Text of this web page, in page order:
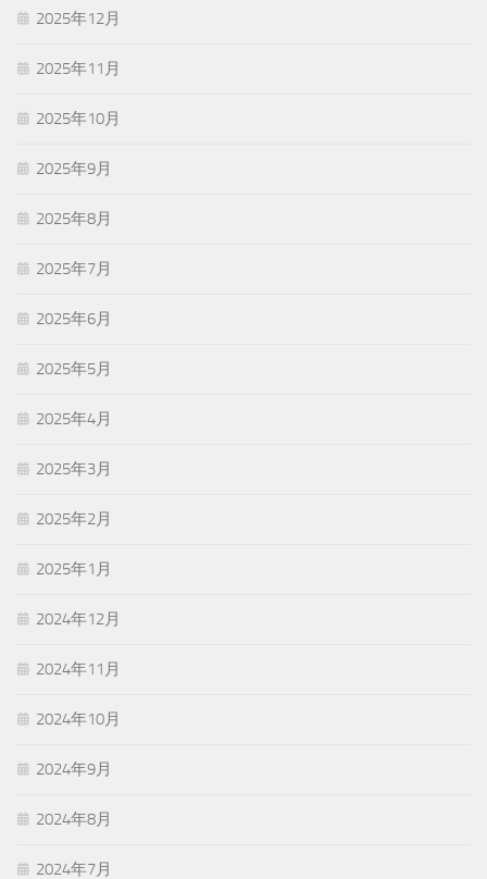
2025年12月
2025年11月
2025年10月
2025年9月
2025年8月
2025年7月
2025年6月
2025年5月
2025年4月
2025年3月
2025年2月
2025年1月
2024年12月
2024年11月
2024年10月
2024年9月
2024年8月
2024年7月